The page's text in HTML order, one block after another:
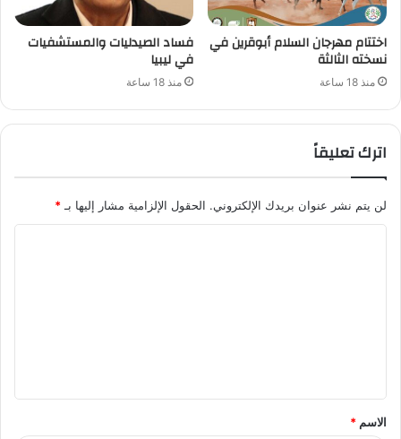
اختتام مهرجان السلام أبوقرين في
نسخته الثالثة
منذ 18 ساعة
فساد الصيدليات والمستشفيات
في ليبيا
منذ 18 ساعة
اترك تعليقاً
لن يتم نشر عنوان بريدك الإلكتروني. الحقول الإلزامية مشار إليها بـ*
ق
*
الاسم *